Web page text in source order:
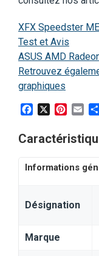
XFX Speedster
Test et Avis
ASUS AMD
Retrouvez
graphiques
Facebook
Informations
Désignation
Marque